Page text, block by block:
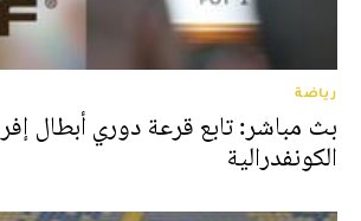
رياضة
بث مباشر: تابع قرعة دوري أبطال
الكونفدرالية